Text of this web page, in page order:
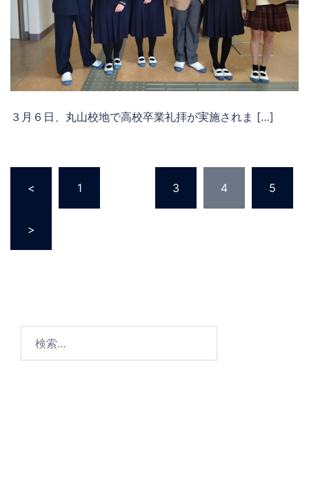
３月６日、丸山校地で高校卒業礼拝が実施されま […]
ー
< 1 3 4 5
>